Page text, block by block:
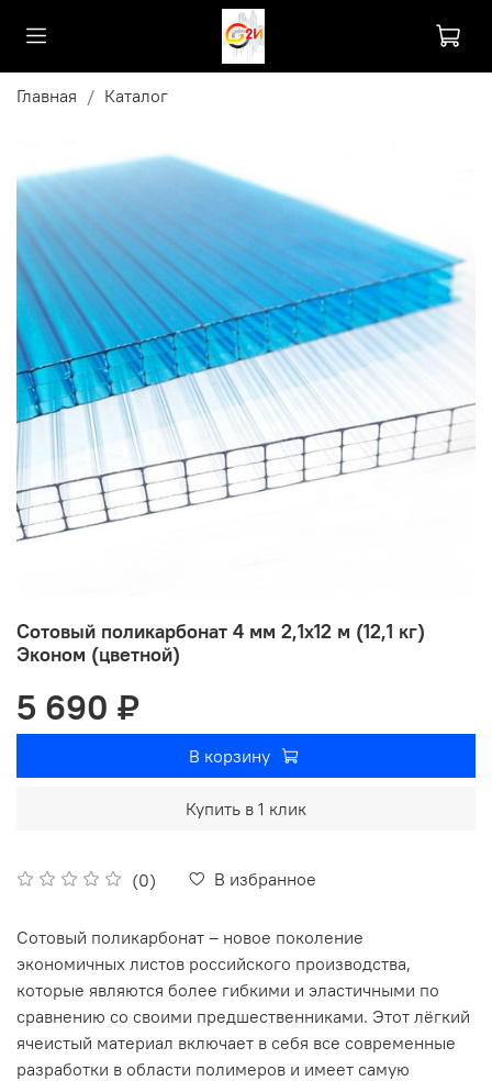
Главная Каталог
Сотовый поликарбонат 4 мм 2,1х12 м (12,1 кг)
Эконом (цветной)
(0) В избранное
5 690 ₽
В корзину
Купить в 1 клик
Сотовый поликарбонат – новое поколение
экономичных листов российского производства,
которые являются более гибкими и эластичными по
сравнению со своими предшественниками. Этот лёгкий
ячеистый материал включает в себя все современные
разработки в области полимеров и имеет самую